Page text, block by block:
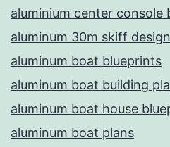
aluminium center console
aluminum 30m skiff design
aluminum boat blueprints
aluminum boat building
aluminum boat house
aluminum boat plans